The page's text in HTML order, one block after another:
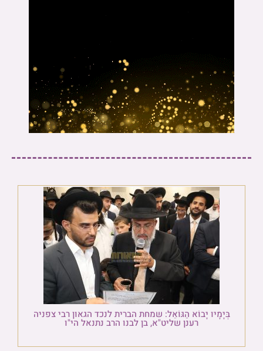
בְּיָמָיו יָבוֹא הַגּוֹאֵל: שמחת הברית לנכד הגאון רבי צפניה
רענן שליט"א, בן לבנו הרב נתנאל הי"ו